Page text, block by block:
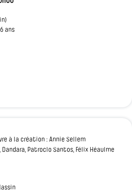
ans
à la création : Annie Sellem
Dandara, Patroclo Santos, Félix Héaulme